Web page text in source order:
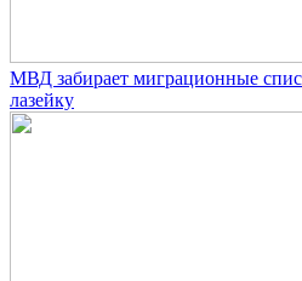
МВД забирает миграционные
лазейку